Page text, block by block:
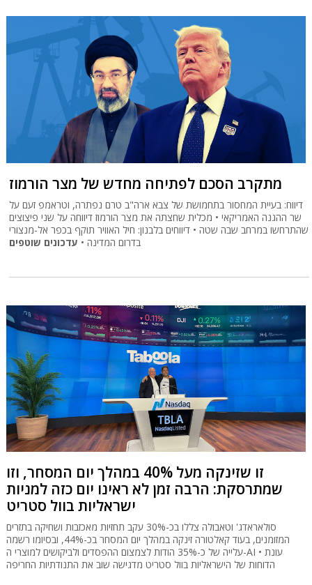
מתקרב הסכם לפתיחה מחדש של מצר הורמוז
דיווח: בעיית המחסור בתחמושת של צבא ארה"ב טרם נפתרה, וטראמפ זעם על
שר ההגנה האמריקאי • מכלית שחצתה את מצר הורמוז דיווחה על שני פיצוצים
שהתרחשו במרחב שבה שטה • דיווחים בלבנון: חיל האוויר תוקף בכפר אל-מנצורי
בדרום המדינה • עדכונים שוטפים
זו שזינקה מעל 40% במהלך יום המסחר, וזו
שמתרסקת: הרבה זמן לא ראינו יום כזה למניות
ישראליות בוול סטריט
סולאראדג' וטאבולה צללו בכ-30% עקב תחזיות מאכזבות ושחיקה בתזרים
המזומנים, בעוד קאלטורה זינקה במהלך יום המסחר בכ-44%, ובסיומו רשמה
עלייה של כ-35% הודות לצמצום ההפסדים ולביקושים למוצרי ה-AI • עונת
הדוחות של הישראליות בוול סטריט מדגישה שוב את התנודתיות החריפה